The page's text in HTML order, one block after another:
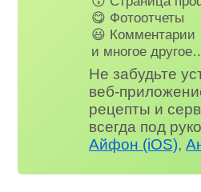
😋 Фотоотчеты
😃 Комментарии
и многое
Не забудьте
веб-
рецепты и
всегда под
Айфон (iOS),